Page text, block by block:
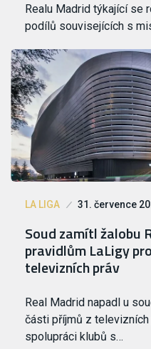
Realu Madrid týkající se
podílů souvisejících s
LA LIGA 31. července
Soud zamítl žalobu
pravidlům LaLigy
televizních práv
Real Madrid napadl u
části příjmů z televizních
spolupráci klubů s…